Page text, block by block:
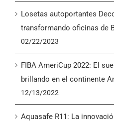
Losetas autoportantes
transformando oficinas de
02/22/2023
FIBA AmeriCup 2022: El
brillando en el continente
12/13/2022
Aquasafe R11: La